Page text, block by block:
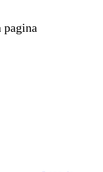
pagina